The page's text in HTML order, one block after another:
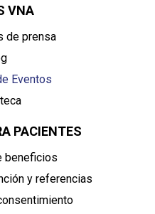
VNA
de prensa
Eventos
PACIENTES
beneficios
y referencias